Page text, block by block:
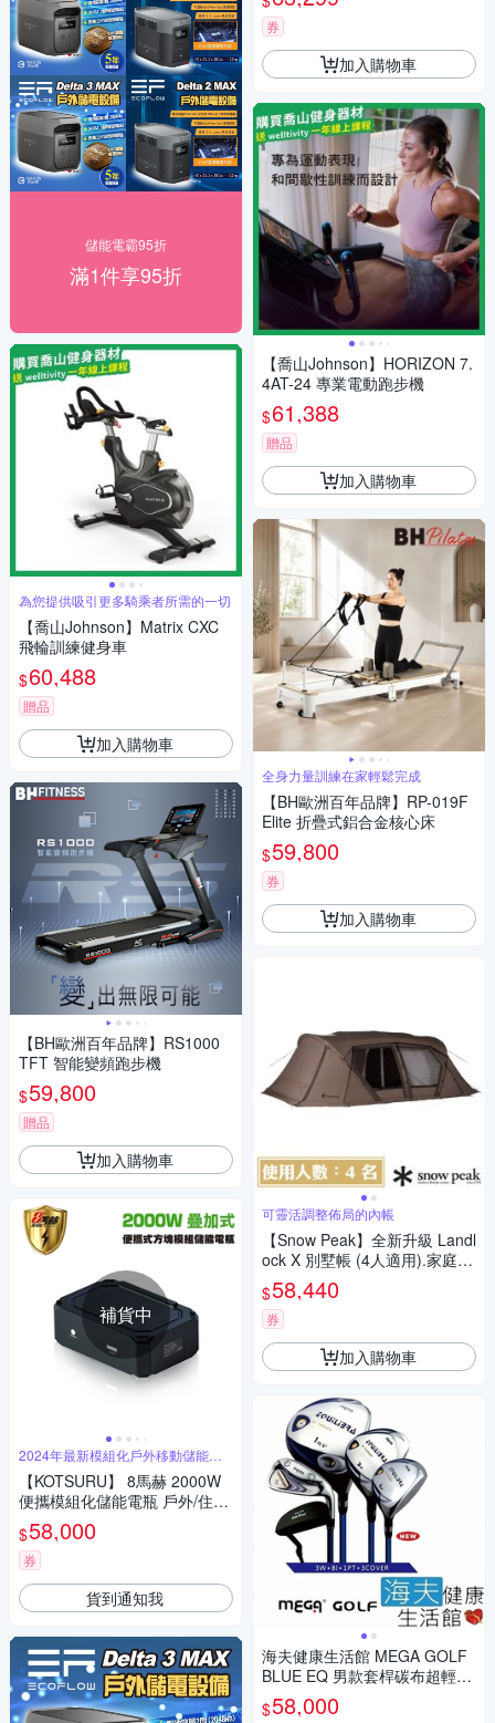
儲能電霸95折
滿1件享95折
為您提供吸引更多騎乘者所需的一切
【喬山Johnson】Matrix CXC
飛輪訓練健身車
$60,488
贈品
加入購物車
【BH歐洲百年品牌】RS1000
TFT 智能變頻跑步機
$59,800
贈品
加入購物車
補貨中
2024年最新模組化戶外移動儲能登
【KOTSURU】 8馬赫 2000W
便攜模組化儲能電瓶 戶外/住宅/
商辦 一層電池組1536Wh
$58,000
券
貨到通知我
券
加入購物車
【喬山Johnson】HORIZON 7.
4AT-24 專業電動跑步機
$61,388
贈品
加入購物車
全身力量訓練在家輕鬆完成
【BH歐洲百年品牌】RP-019F
Elite 折疊式鋁合金核心床
$59,800
券
加入購物車
可靈活調整佈局的內帳
【Snow Peak】全新升級 Landl
ock X 別墅帳 (4人適用).家庭帳
篷.客廳帳.寢室帳.露營帳棚/ TP
-672
$58,440
券
加入購物車
海夫健康生活館 MEGA GOLF
BLUE EQ 男款套桿碳布超輕桿
高爾夫球桿組
$58,000